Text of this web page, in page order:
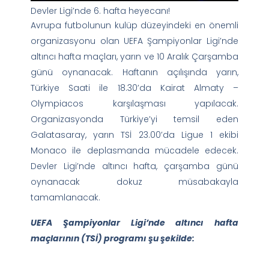
Devler Ligi’nde 6. hafta heyecanı!
Avrupa futbolunun kulüp düzeyindeki en önemli
organizasyonu olan UEFA Şampiyonlar Ligi’nde
altıncı hafta maçları, yarın ve 10 Aralık Çarşamba
günü oynanacak. Haftanın açılışında yarın,
Türkiye Saati ile 18.30’da Kairat Almaty –
Olympiacos karşılaşması yapılacak.
Organizasyonda Türkiye’yi temsil eden
Galatasaray, yarın TSİ 23.00’da Ligue 1 ekibi
Monaco ile deplasmanda mücadele edecek.
Devler Ligi’nde altıncı hafta, çarşamba günü
oynanacak dokuz müsabakayla
tamamlanacak.
UEFA Şampiyonlar Ligi’nde altıncı hafta
maçlarının (TSİ) programı şu şekilde: